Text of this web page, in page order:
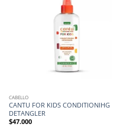
CABELLO
CANTU FOR KIDS CONDITIONIHG
DETANGLER
$47.000